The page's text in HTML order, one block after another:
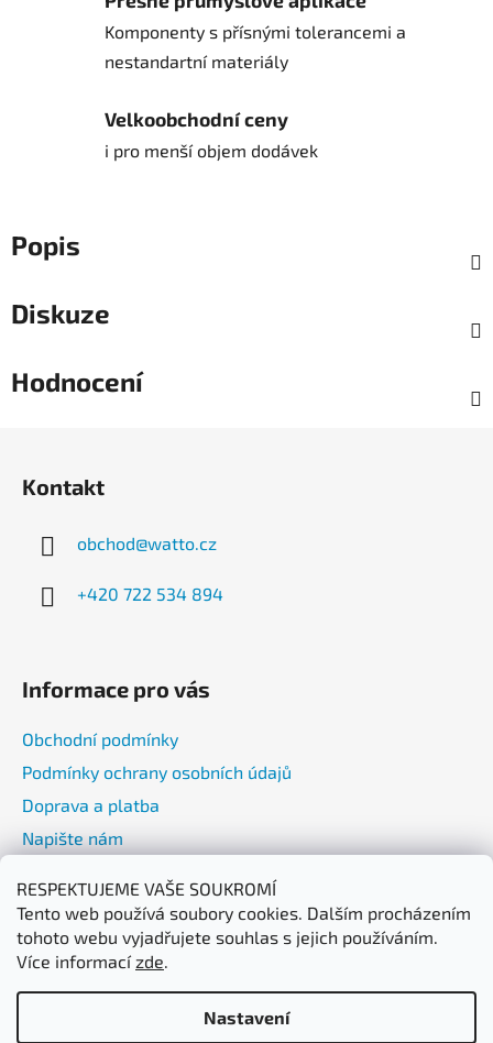
RESPEKTUJEME VAŠE SOUKROMÍ
Tento web používá soubory cookies. Dalším procházením
tohoto webu vyjadřujete souhlas s jejich používáním.
Více informacízde.
Nastavení
Komponenty s přísnými tolerancemi a
nestandartní materiály
Velkoobchodní ceny
i pro menší objem dodávek
Popis
Diskuze
Hodnocení
Kontakt
obchod@watto.cz
+420 722 534 894
Informace pro vás
Obchodní podmínky
Podmínky ochrany osobních údajů
Doprava a platba
Napište nám
Přijímáme online platby